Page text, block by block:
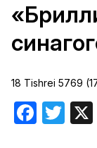
18 Tishrei 5769
Facebook
Twitter